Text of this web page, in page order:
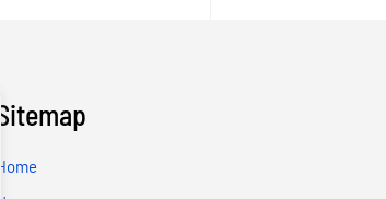
Sitemap
Home